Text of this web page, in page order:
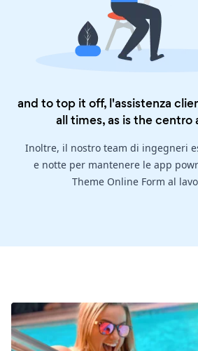
and to top it off, l'assistenza
all times, as is thecentro
Inoltre, il nostro team di ingegneri
e notte per mantenere le app
Theme Online Form al